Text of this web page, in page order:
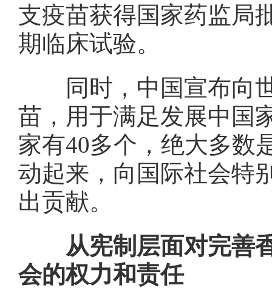
支疫苗获得国家药监局
期临床试验。
同时，中国宣布向世
苗，用于满足发展中国
家有40多个，绝大多数
动起来，向国际社会特
出贡献。
从宪制层面对完善
会的权力和责任